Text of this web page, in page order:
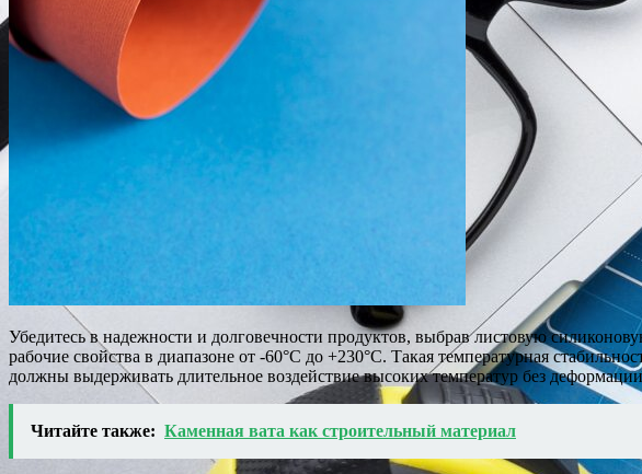
Убедитесь в надежности и долговечности продуктов, выбрав листовую
рабочие свойства в диапазоне от -60°C до +230°C. Такая температурная
должны выдерживать длительное воздействие высоких температур без
Читайте также: Каменная вата как строительный материал